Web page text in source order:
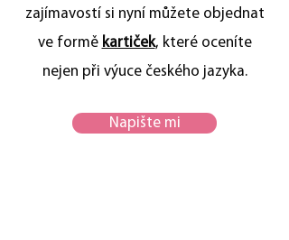
zajímavostí si nyní můžete objednat
ve formě kartiček, které oceníte
nejen při výuce českého jazyka.
Napište mi